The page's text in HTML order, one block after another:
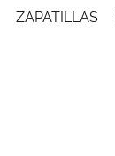
ZAPATILLAS